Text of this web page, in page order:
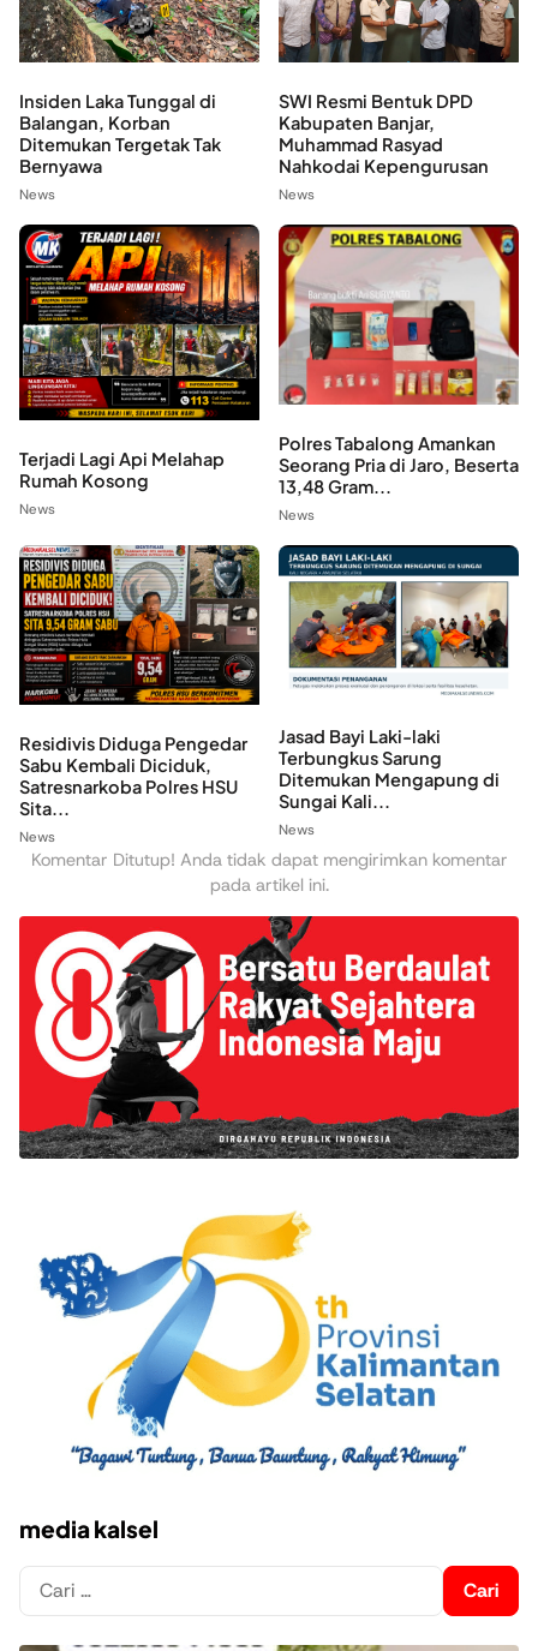
Insiden Laka Tunggal di
Balangan, Korban
Ditemukan Tergetak Tak
Bernyawa
News
SWI Resmi Bentuk DPD
Kabupaten Banjar,
Muhammad Rasyad
Nahkodai Kepengurusan
News
Terjadi Lagi Api Melahap
Rumah Kosong
News
Polres Tabalong Amankan
Seorang Pria di Jaro, Beserta
13,48 Gram...
News
Residivis Diduga Pengedar
Sabu Kembali Diciduk,
Satresnarkoba Polres HSU
Sita...
News
Jasad Bayi Laki-laki
Terbungkus Sarung
Ditemukan Mengapung di
Sungai Kali...
News
Komentar Ditutup! Anda tidak dapat mengirimkan komentar
pada artikel ini.
media kalsel
Cari
untuk: